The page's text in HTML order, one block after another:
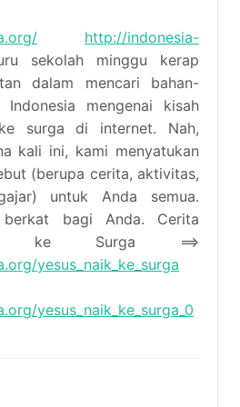
sekolah minggu kerap
dalam mencari bahan-bahan
kisah kenaikan Yesus
dalam Warnet Pena kali ini,
bahan tersebut (berupa
bahan mengajar) untuk Anda
berkat bagi Anda. Cerita
ke Surga ==>
yesus_naik_ke_surga
==>
yesus_naik_ke_surga_0
Aktivitas, dan Alat Peraga Kenaikan